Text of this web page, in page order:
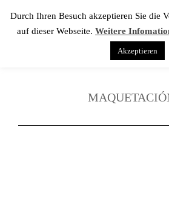
Durch Ihren Besuch akzeptieren Sie die
auf dieser Webseite. Weitere
Akzeptieren